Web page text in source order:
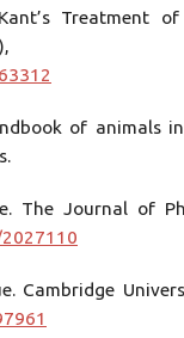
Treatment of
375-
of animals
The Journal of
Cambridge